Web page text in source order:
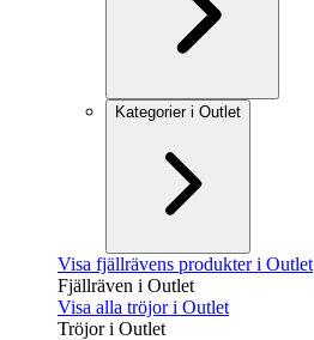
Kategorier i Outlet
Visa fjällrävens produkter i Outlet
Fjällräven i Outlet
Visa alla tröjor i Outlet
Tröjor i Outlet